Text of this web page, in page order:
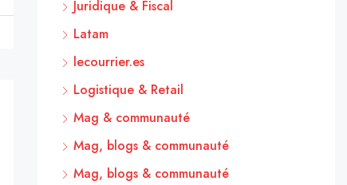
Juridique & Fiscal
Latam
lecourrier.es
Logistique & Retail
Mag & communauté
Mag, blogs & communauté
Mag, blogs & communauté